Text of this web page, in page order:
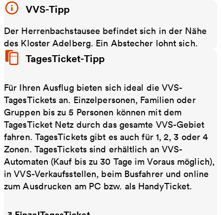
VVS-Tipp
Der Herrenbachstausee befindet sich in der Nähe
des Kloster Adelberg. Ein Abstecher lohnt sich.
TagesTicket-Tipp
Für Ihren Ausflug bieten sich ideal die VVS-
TagesTickets an. Einzelpersonen, Familien oder
Gruppen bis zu 5 Personen können mit dem
TagesTicket Netz durch das gesamte VVS-Gebiet
fahren. TagesTickets gibt es auch für 1, 2, 3 oder 4
Zonen. TagesTickets sind erhältlich an VVS-
Automaten (Kauf bis zu 30 Tage im Voraus möglich),
in VVS-Verkaufsstellen, beim Busfahrer und online
zum Ausdrucken am PC bzw. als HandyTicket.